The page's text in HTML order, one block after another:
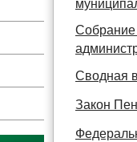
Собрание
Сводная
Закон